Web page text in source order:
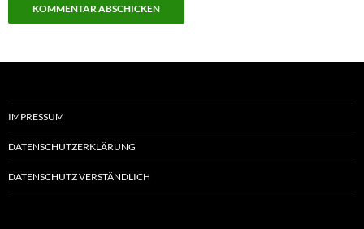
IMPRESSUM
DATENSCHUTZERKLÄRUNG
DATENSCHUTZ VERSTÄNDLICH